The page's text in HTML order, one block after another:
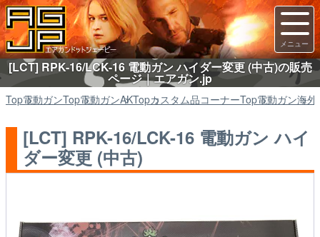
[LCT] RPK-16/LCK-16 電動ガン ハイダー変更 (中古)の販売
ページ｜エアガン.jp
Top電動ガンTop電動ガンAKTopカスタム品コーナーTop電動ガン海外
[LCT] RPK-16/LCK-16 電動ガン ハイ
ダー変更 (中古)